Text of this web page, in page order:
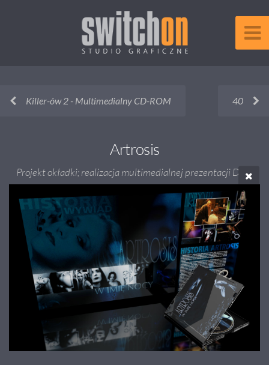
Killer-ów 2 - Multimedialny CD-ROM 40
Artrosis
Projekt okładki; realizacja multimedialnej prezentacji DVD